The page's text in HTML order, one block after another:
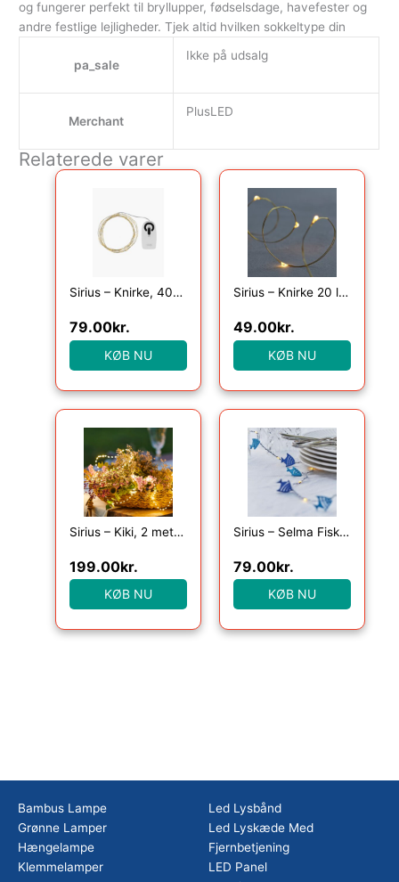
og fungerer perfekt til bryllupper, fødselsdage, havefester og
andre festlige lejligheder. Tjek altid hvilken sokkeltype din
pa_sale
Ikke på udsalg
Merchant
PlusLED
Relaterede varer
Sirius – Knirke, 40L, Klar/Guld
79.00kr.
KØB NU
Sirius – Knirke 20 lys, Klar/Guld
49.00kr.
KØB NU
Sirius – Kiki, 2 meter lyskæde med 155 klare lys, Grøn
199.00kr.
KØB NU
Sirius – Selma Fisk, 20LED lyskæde, Blå, 2m+30cm
79.00kr.
KØB NU
Bambus Lampe
Grønne Lamper
Hængelampe
Klemmelamper
Led Lysbånd
Led Lyskæde Med
Fjernbetjening
LED Panel